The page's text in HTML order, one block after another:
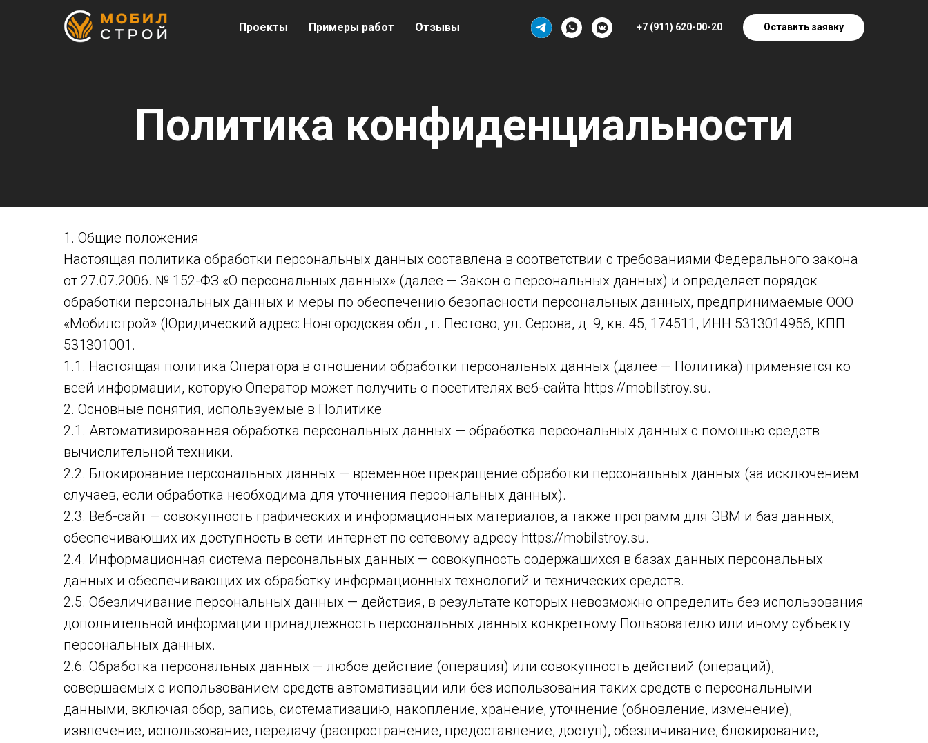
Проекты Примеры работ Отзывы +7 (911) 620-00-20 Оставить заявку
Политика конфиденциальности
1. Общие положения
Настоящая политика обработки персональных данных составлена в соответствии с требованиями Федерального закона
от 27.07.2006. № 152-ФЗ «О персональных данных» (далее — Закон о персональных данных) и определяет порядок
обработки персональных данных и меры по обеспечению безопасности персональных данных, предпринимаемые ООО
«Мобилстрой» (Юридический адрес: Новгородская обл., г. Пестово, ул. Серова, д. 9, кв. 45, 174511, ИНН 5313014956, КПП
531301001.
1.1. Настоящая политика Оператора в отношении обработки персональных данных (далее — Политика) применяется ко
всей информации, которую Оператор может получить о посетителях веб-сайта https://mobilstroy.su.
2. Основные понятия, используемые в Политике
2.1. Автоматизированная обработка персональных данных — обработка персональных данных с помощью средств
вычислительной техники.
2.2. Блокирование персональных данных — временное прекращение обработки персональных данных (за исключением
случаев, если обработка необходима для уточнения персональных данных).
2.3. Веб-сайт — совокупность графических и информационных материалов, а также программ для ЭВМ и баз данных,
обеспечивающих их доступность в сети интернет по сетевому адресу https://mobilstroy.su.
2.4. Информационная система персональных данных — совокупность содержащихся в базах данных персональных
данных и обеспечивающих их обработку информационных технологий и технических средств.
2.5. Обезличивание персональных данных — действия, в результате которых невозможно определить без использования
дополнительной информации принадлежность персональных данных конкретному Пользователю или иному субъекту
персональных данных.
2.6. Обработка персональных данных — любое действие (операция) или совокупность действий (операций),
совершаемых с использованием средств автоматизации или без использования таких средств с персональными
данными, включая сбор, запись, систематизацию, накопление, хранение, уточнение (обновление, изменение),
извлечение, использование, передачу (распространение, предоставление, доступ), обезличивание, блокирование,